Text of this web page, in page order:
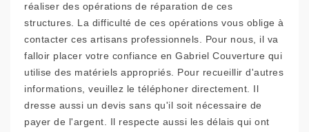
réaliser des opérations de réparation de ces
structures. La difficulté de ces opérations vous oblige à
contacter ces artisans professionnels. Pour nous, il va
falloir placer votre confiance en Gabriel Couverture qui
utilise des matériels appropriés. Pour recueillir d'autres
informations, veuillez le téléphoner directement. Il
dresse aussi un devis sans qu'il soit nécessaire de
payer de l'argent. Il respecte aussi les délais qui ont